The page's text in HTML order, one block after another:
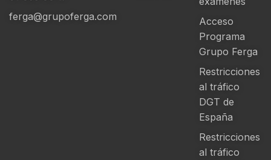
ferga@grupoferga.com
Acceso
Programa
Grupo Ferga
Restricciones
al tráfico
DGT de
España
Restricciones
al tráfico